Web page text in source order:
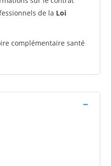
de la Loi
complémentaire santé